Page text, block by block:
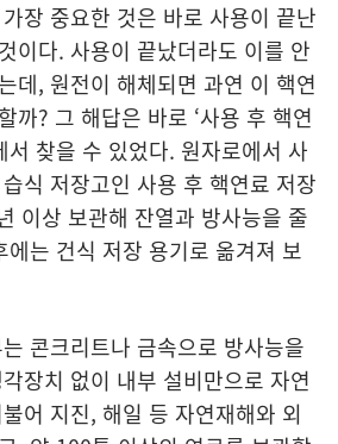
장 중요한 것은 바로 사용이 끝난
이다. 사용이 끝났더라도 이를 안
데, 원전이 해체되면 과연 이 핵연
까? 그 해답은 바로 ‘사용 후 핵연
서 찾을 수 있었다. 원자로에서 사
식 저장고인 사용 후 핵연료 저장
이상 보관해 잔열과 방사능을 줄
는 건식 저장 용기로 옮겨져 보
콘크리트나 금속으로 방사능을
장치 없이 내부 설비만으로 자연
어 지진, 해일 등 자연재해와 외